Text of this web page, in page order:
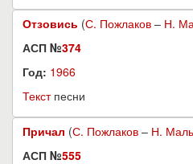
Отзовись (С. Пожлаков – Н.
АСП №374
Год: 1966
Текстпесни
Причал (С. Пожлаков – Н.
АСП №555